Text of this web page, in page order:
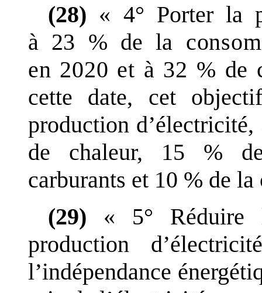
(28) « 4° Porter la
à 23 % de la
en 2020 et à 32 % de
cette date, cet
production d’électricité,
de chaleur, 15
%
carburants et 10 % de la
(29) « 5°
production d’
l’indépendance